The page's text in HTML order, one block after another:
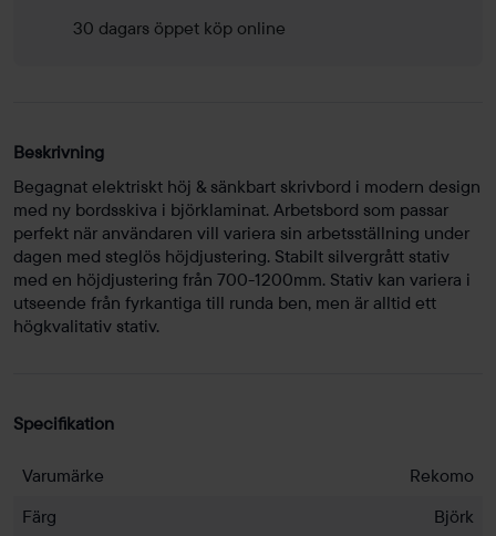
30 dagars öppet köp online
Beskrivning
Begagnat elektriskt höj & sänkbart skrivbord i modern design
med ny bordsskiva i björklaminat. Arbetsbord som passar
perfekt när användaren vill variera sin arbetsställning under
dagen med steglös höjdjustering. Stabilt silvergrått stativ
med en höjdjustering från 700-1200mm. Stativ kan variera i
utseende från fyrkantiga till runda ben, men är alltid ett
högkvalitativ stativ.
Specifikation
Varumärke
Rekomo
Färg
Björk